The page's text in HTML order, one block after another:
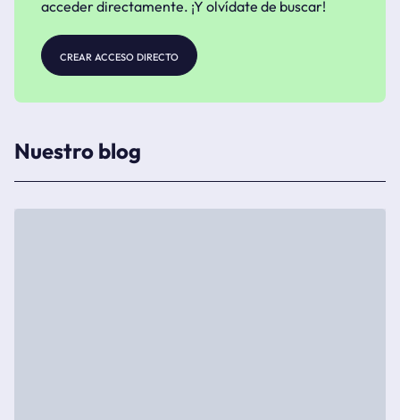
acceder directamente. ¡Y olvídate de buscar!
crear acceso directo
Nuestro blog